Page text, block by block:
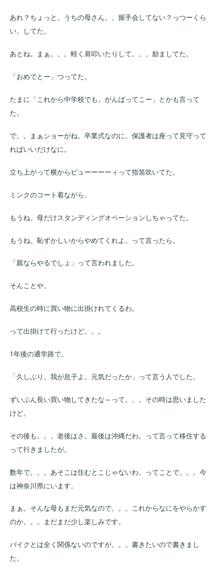
あれ？ちょっと。うちの母さん。。握手会してない？っつーくら
い。してた。
あとね。まぁ。。。軽く肩叩いたりして。。。励ましてた。
「おめでとー」つってた。
たまに「これから中学校でも。がんばってこー」とかも言って
た。
で。。まぁショーがね。卒業式なのに。保護者は座って見守って
ればいいだけなに。
立ち上がって横からピューーーーィって指笛吹いてた。
ミンクのコート着ながら。
もうね。母だけスタンディングオベーションしちゃってた。
もうね。恥ずかしいからやめてくれよ。って言ったら。
「親ならやるでしょ」って言われました。
そんことや。
高校生の時に買い物に出掛けれてくるわ。
って出掛けて行ったけど。。。
1年後の通学路で。
「久しぶり。我が息子よ。元気だったか」って言う人でした。
ずいぶん長い買い物してきたな～って。。。その時は思いました
けど。
その後も。。。老後はさ。最後は沖縄だわ。って言って移住する
って行きましたが。
数年で。。。あそこは住むとこじゃないわ。ってことで。。。今
は神奈川県にいます。
まぁ。そんな母もまだ元気なので。。。これからなにをやらかす
のか。。。まだまだ少し楽しみです。
バイクとは全く関係ないのですが。。。書きたいので書きまし
た。